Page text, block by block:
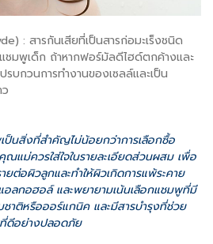
: สารกันเสียที่เป็นสารก่อมะเร็งชนิด
มพูเด็ก ถ้าหากฟอร์มัลดีไฮด์ตกค้างและ
รบกวนการทำงานของเซลล์และเป็น
ป็นสิ่งที่สำคัญไม่น้อยกว่าการเลือกซื้อ
แม่ควรใส่ใจในรายละเอียดส่วนผสม เพื่อ
ยต่อผิวลูกและทำให้ผิวเกิดการแพ้ระคาย
อลกอฮอล์ และพยายามเน้นเลือกแชมพูที่มี
าติหรือออร์แกนิค และมีสารบำรุงที่ช่วย
ดีอย่างปลอดภัย